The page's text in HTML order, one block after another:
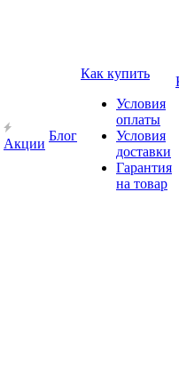
Акции
Блог
Как купить
Условия
оплаты
Условия
доставки
Гарантия
на товар